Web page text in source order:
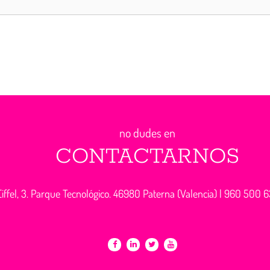
no dudes en
CONTACTARNOS
3. Parque Tecnológico. 46980 Paterna (Valencia) | 960 500